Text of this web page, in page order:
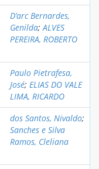
D’arc Bernardes,
Genilda;ALVES
PEREIRA, ROBERTO
Paulo Pietrafesa,
José; ELIAS DO VALE
LIMA, RICARDO
dos Santos, Nivaldo;
Sanches e Silva
Ramos, Cleliana